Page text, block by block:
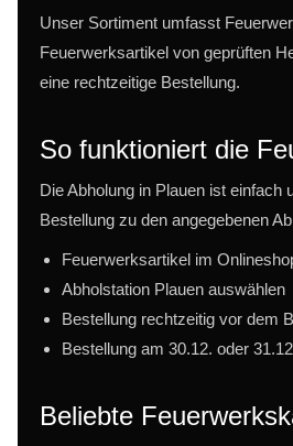
Unser Sortiment umfasst
Feuerwerksartikel von geprüften
eine rechtzeitige Bestellung.
So funktioniert die
Die Abholung in Plauen ist einfach
Bestellung zu den angegebenen
Feuerwerksartikel im
Abholstation Plauen auswählen
Bestellung rechtzeitig vor dem
Bestellung am 30.12. oder
Beliebte